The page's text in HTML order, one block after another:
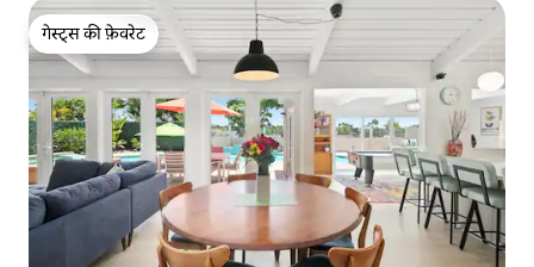
गेस्ट्स की फ़ेवरेट
गेस्ट्स की फ़ेवरेट